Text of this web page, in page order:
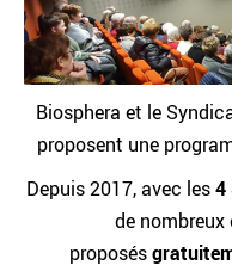
Biosphera et le
proposent une
Depuis 2017, avec les4
de
proposés